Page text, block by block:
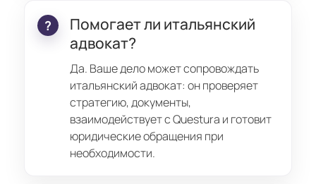
Помогает ли итальянский
адвокат?
Да. Ваше дело может сопровождать
итальянский адвокат: он проверяет
стратегию, документы,
взаимодействует с Questura и готовит
юридические обращения при
необходимости.